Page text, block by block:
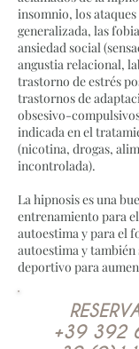
insomnio, los
generalizada, las
ansiedad social
angustia relacional,
trastorno de estrés
trastornos de
obsesivo-
indicada en el
(nicotina, drogas,
incontrolada).
La hipnosis es una
entrenamiento para
autoestima y para el
autoestima y también
deportivo para
+39 392